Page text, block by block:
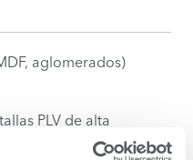
aglomerados)
PLV de alta